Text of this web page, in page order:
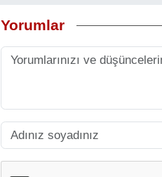
Yorumlar